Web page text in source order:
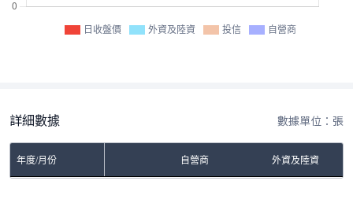
日收盤價 外資及陸資 投信 自營商
詳細數據 數據單位：張
年度/月份 自營商 外資及陸資